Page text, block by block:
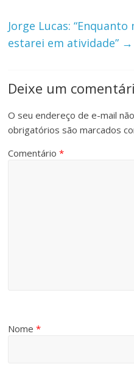
Jorge Lucas:
estarei em atividade” →
Deixe um
O seu endereço de e-mail
obrigatórios são marcados
Comentário*
Nome*